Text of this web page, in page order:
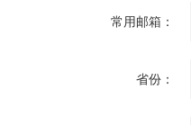
常用邮箱：
省份：